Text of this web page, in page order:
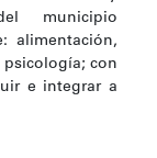
municipio
alimentación,
psicología; con
e integrar a